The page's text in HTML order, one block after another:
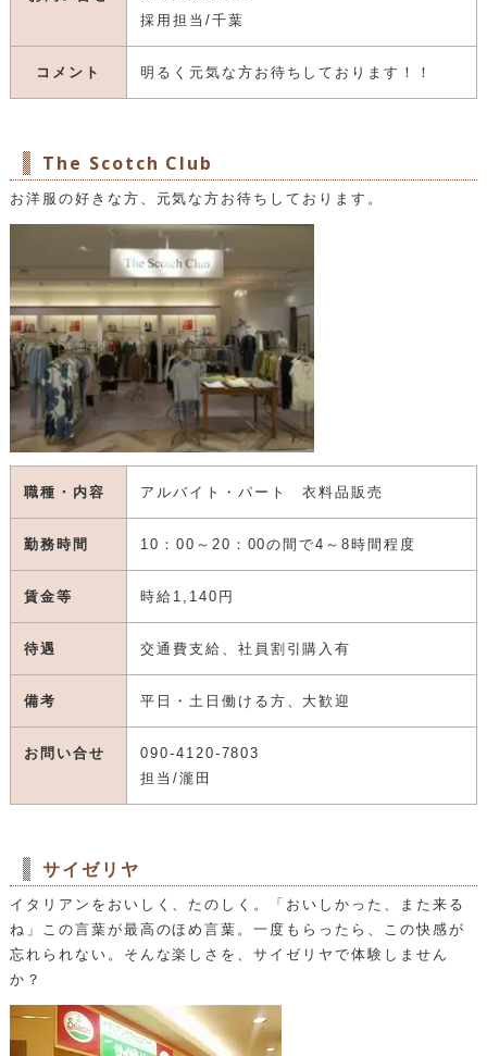
勤務時間 9：00～20：30（5時間程度）
賃金等 時給1,140円
お問い合せ
0476-29-4371
採用担当/千葉
明るく元気な方お待ちしております！！
The Scotch Club
お洋服の好きな方、元気な方お待ちしております。
職種・内容 アルバイト・パート 衣料品販売
勤務時間 10：00～20：00の間で4～8時間程度
賃金等 時給1,140円
備考 平日・土日働ける方、大歓迎
お問い合せ
090-4120-7803